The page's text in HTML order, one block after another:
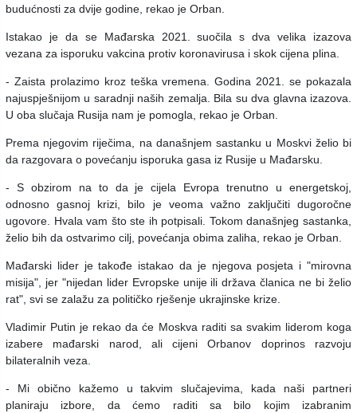
budućnosti za dvije godine, rekao je Orban.
Istakao je da se Mađarska 2021. suočila s dva velika izazova
vezana za isporuku vakcina protiv koronavirusa i skok cijena plina.
- Zaista prolazimo kroz teška vremena. Godina 2021. se pokazala
najuspješnijom u saradnji naših zemalja. Bila su dva glavna izazova.
U oba slučaja Rusija nam je pomogla, rekao je Orban.
Prema njegovim riječima, na današnjem sastanku u Moskvi želio bi
da razgovara o povećanju isporuka gasa iz Rusije u Mađarsku.
- S obzirom na to da je cijela Evropa trenutno u energetskoj,
odnosno gasnoj krizi, bilo je veoma važno zaključiti dugoročne
ugovore. Hvala vam što ste ih potpisali. Tokom današnjeg sastanka,
želio bih da ostvarimo cilj, povećanja obima zaliha, rekao je Orban.
Mađarski lider je takođe istakao da je njegova posjeta i "mirovna
misija", jer "nijedan lider Evropske unije ili država članica ne bi želio
rat", svi se zalažu za političko rješenje ukrajinske krize.
Vladimir Putin je rekao da će Moskva raditi sa svakim liderom koga
izabere mađarski narod, ali cijeni Orbanov doprinos razvoju
bilateralnih veza.
- Mi obično kažemo u takvim slučajevima, kada naši partneri
planiraju izbore, da ćemo raditi sa bilo kojim izabranim